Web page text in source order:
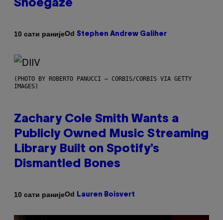
Shoegaze
10 сати ранијеOd Stephen Andrew Galiher
(PHOTO BY ROBERTO PANUCCI – CORBIS/CORBIS VIA GETTY
IMAGES)
Zachary Cole Smith Wants a
Publicly Owned Music Streaming
Library Built on Spotify’s
Dismantled Bones
10 сати ранијеOd Lauren Boisvert